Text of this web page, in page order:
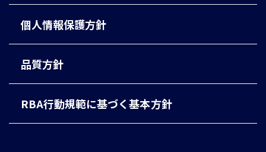
個人情報保護方針
品質方針
RBA行動規範に基づく基本方針